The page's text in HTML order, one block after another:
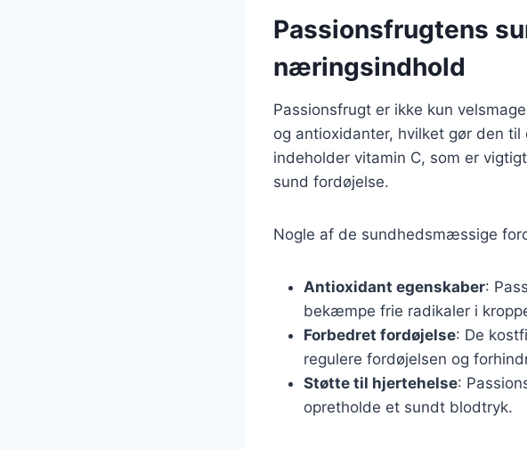
Passionsfrugtens
næringsindhold
Passionsfrugt er ikke kun
og antioxidanter, hvilket gør den
indeholder vitamin C, som er
sund fordøjelse.
Nogle af de sundhedsmæssige
Antioxidant egenskaber:
bekæmpe frie radikaler i
Forbedret fordøjelse: De
regulere fordøjelsen og
Støtte til hjertehelse:
opretholde et sundt blodtryk.